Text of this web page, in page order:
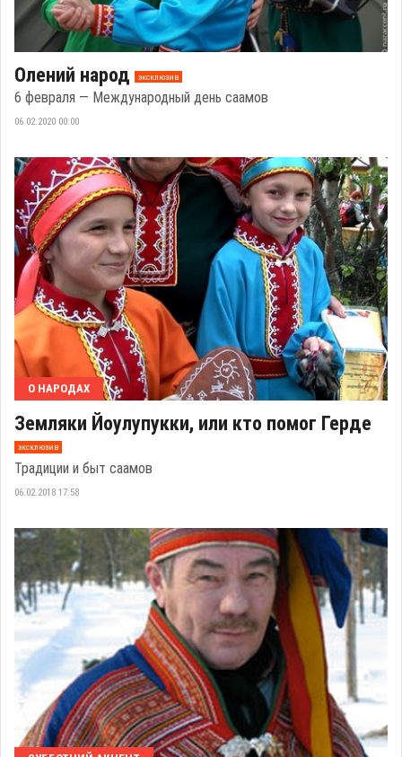
Олений народ эксклюзив
6 февраля — Международный день саамов
06.02.2020 00:00
О НАРОДАХ
Земляки Йоулупукки, или кто помог Герде
эксклюзив
Традиции и быт саамов
06.02.2018 17:58